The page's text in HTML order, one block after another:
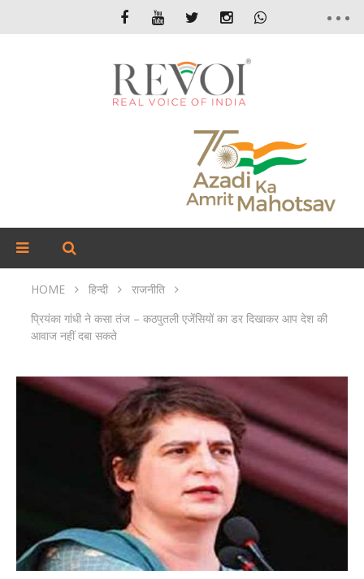
HOME हिन्दी
राजनीति
प्रियंका गांधी ने कसा तंज – कठपुतली एजेंसियों का डर दिखाकर आप देश की
आवाज नहीं दबा सकते